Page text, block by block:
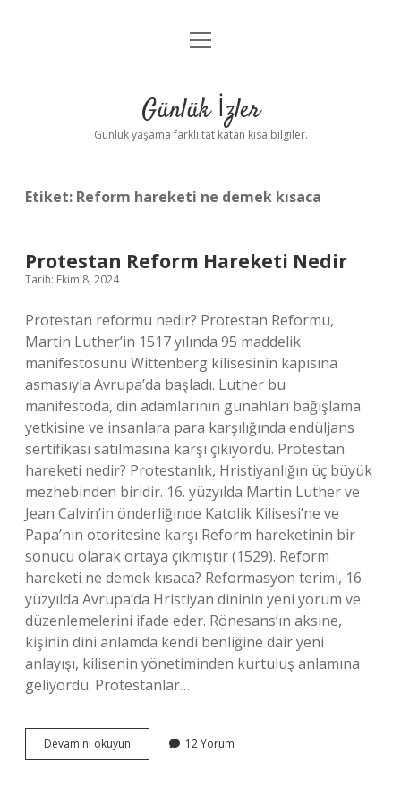
Anasayfa
Yasal Uyarı
menüyü
Günlük İzler
Günlük yaşama farklı tat katan kısa bilgiler.
Etiket: Reform hareketi ne demek kısaca
Protestan Reform Hareketi Nedir
Tarih: Ekim 8, 2024
Protestan reformu nedir? Protestan Reformu,
Martin Luther’in 1517 yılında 95 maddelik
manifestosunu Wittenberg kilisesinin kapısına
asmasıyla Avrupa’da başladı. Luther bu
manifestoda, din adamlarının günahları bağışlama
yetkisine ve insanlara para karşılığında endüljans
sertifikası satılmasına karşı çıkıyordu. Protestan
hareketi nedir? Protestanlık, Hristiyanlığın üç büyük
mezhebinden biridir. 16. yüzyılda Martin Luther ve
Jean Calvin’in önderliğinde Katolik Kilisesi’ne ve
Papa’nın otoritesine karşı Reform hareketinin bir
sonucu olarak ortaya çıkmıştır (1529). Reform
hareketi ne demek kısaca? Reformasyon terimi, 16.
yüzyılda Avrupa’da Hristiyan dininin yeni yorum ve
düzenlemelerini ifade eder. Rönesans’ın aksine,
kişinin dini anlamda kendi benliğine dair yeni
anlayışı, kilisenin yönetiminden kurtuluş anlamına
geliyordu. Protestanlar…
Devamını okuyun Protestan
Reform
12 Yorum